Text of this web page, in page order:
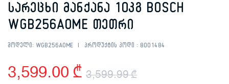
სარეცხი მანქანა 10კგ BOSCH
WGB256A0ME თეთრი
მოდელი: WGB256A0ME პროდუქტის კოდი : 8001484
3,599.99₾
3,599.00 ₾